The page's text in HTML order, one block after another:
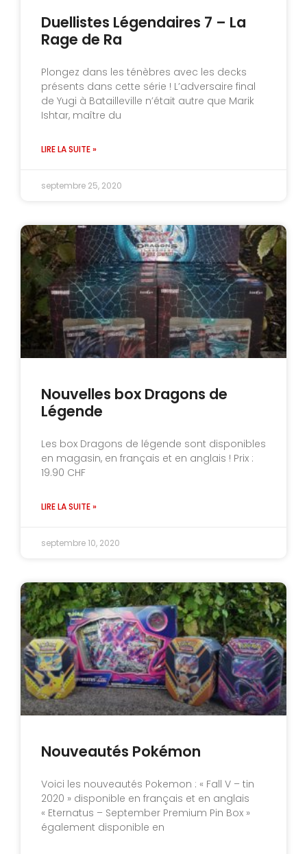
Duellistes Légendaires 7 – La
Rage de Ra
Plongez dans les ténèbres avec les decks
présents dans cette série ! L’adversaire final
de Yugi à Batailleville n’était autre que Marik
Ishtar, maître du
LIRE LA SUITE »
septembre 25, 2020
Nouvelles box Dragons de
Légende
Les box Dragons de légende sont disponibles
en magasin, en français et en anglais ! Prix :
19.90 CHF
LIRE LA SUITE »
septembre 10, 2020
Nouveautés Pokémon
Voici les nouveautés Pokemon : « Fall V – tin
2020 » disponible en français et en anglais
« Eternatus – September Premium Pin Box »
également disponible en